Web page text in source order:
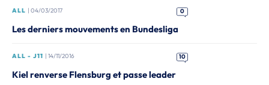
ALL | 04/03/2017 0
Les derniers mouvements en Bundesliga
ALL - J11 | 14/11/2016 10
Kiel renverse Flensburg et passe leader